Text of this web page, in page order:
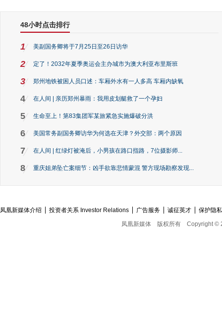
48小时点击排行
1 美副国务卿将于7月25日至26日访华
2 定了！2032年夏季奥运会主办城市为澳大利亚布里斯班
3 郑州地铁被困人员口述：车厢外水有一人多高 车厢内缺氧
4 在人间 | 亲历郑州暴雨：我用皮划艇救了一个孕妇
5 生命至上！第83集团军某旅紧急实施爆破分洪
6 美国常务副国务卿访华为何选在天津？外交部：两个原因
7 在人间 | 红绿灯被淹后，小男孩在路口指路，7位摄影师...
8 重庆姐弟坠亡案细节：凶手欲靠悲情蒙混 警方现场勘察发现...
凤凰新媒体介绍 投资者关系 Investor Relations 广告服务 诚征英才
保护隐
凤凰新媒体
版权所有 Copyright ©